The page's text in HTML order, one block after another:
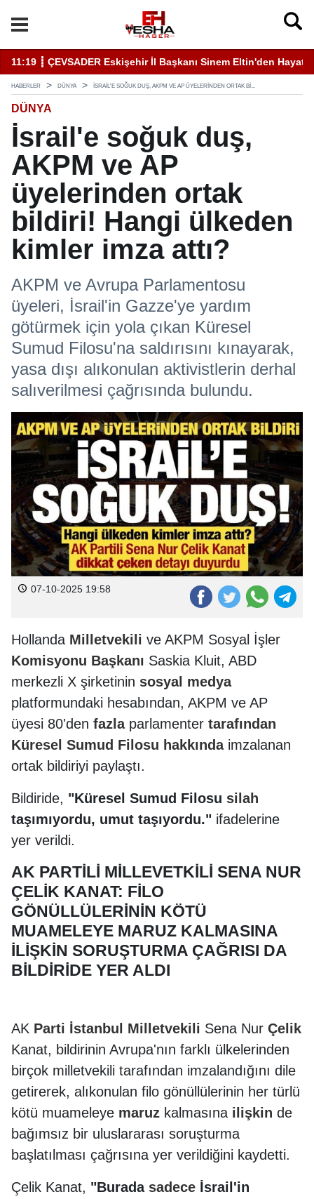
11:19 ┋ ÇEVSADER Eskişehir İl Başkanı Sinem Eltin'den
HABERLER DÜNYA İSRAIL'E SOĞUK DUŞ, AKPM VE AP ÜYELERINDEN ORTAK BI...
DÜNYA
İsrail'e soğuk duş,
AKPM ve AP
üyelerinden ortak
bildiri! Hangi ülkeden
kimler imza attı?
AKPM ve Avrupa Parlamentosu
üyeleri, İsrail'in Gazze'ye yardım
götürmek için yola çıkan Küresel
Sumud Filosu'na saldırısını kınayarak,
yasa dışı alıkonulan aktivistlerin derhal
salıverilmesi çağrısında bulundu.
07-10-2025 19:58
Hollanda Milletvekili ve AKPM Sosyal İşler
Komisyonu Başkanı Saskia Kluit, ABD
merkezli X şirketinin sosyal medya
platformundaki hesabından, AKPM ve AP
üyesi 80'den fazlaparlamenter tarafından
Küresel Sumud Filosu hakkındaimzalanan
ortak bildiriyi paylaştı.
Bildiride, "Küresel Sumud Filosu silah
taşımıyordu, umut taşıyordu." ifadelerine
yer verildi.
AK PARTİLİ MİLLEVETKİLİ SENA NUR
ÇELİK KANAT: FİLO
GÖNÜLLÜLERİNİN KÖTÜ
MUAMELEYE MARUZ KALMASINA
İLİŞKİN SORUŞTURMA ÇAĞRISI DA
BİLDİRİDE YER ALDI
AK Parti İstanbul Milletvekili Sena Nur Çelik
Kanat, bildirinin Avrupa'nın farklı ülkelerinden
birçok milletvekili tarafından imzalandığını dile
getirerek, alıkonulan filo gönüllülerinin her türlü
kötü muameleye maruz kalmasına ilişkin de
bağımsız bir uluslararası soruşturma
başlatılması çağrısına yer verildiğini kaydetti.
Çelik Kanat, "Burada sadece İsrail'in